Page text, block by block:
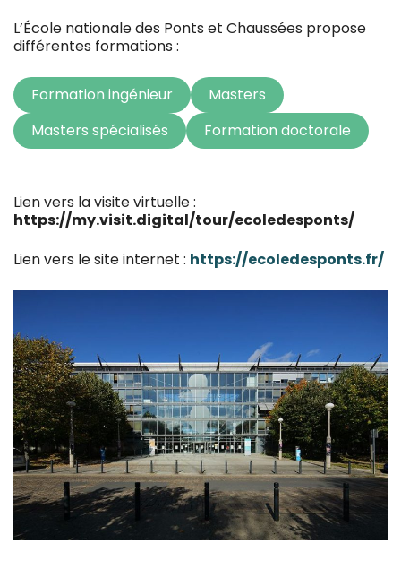
L’École nationale des Ponts et Chaussées propose
différentes formations :
Formation ingénieur
Masters
Masters spécialisés
Formation doctorale
Lien vers la visite virtuelle :
https://my.visit.digital/tour/ecoledesponts/
Lien vers le site internet : https://ecoledesponts.fr/